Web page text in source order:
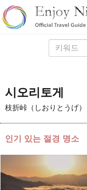
시오리토게
枝折峠（しおりとうげ）
인기 있는 절경 명소